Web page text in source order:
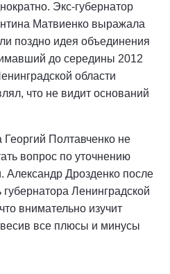
Экс-губернатор
Матвиенко выражала
поздно идея объединения
до середины 2012
области
что не видит оснований
Полтавченко не
вопрос по уточнению
Александр Дрозденко после
Ленинградской
внимательно изучит
все плюсы и минусы